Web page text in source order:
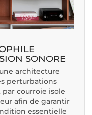
SONORE
architecture
perturbations
courroie isole
afin de garantir
essentielle